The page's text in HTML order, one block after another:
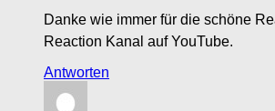
Danke wie immer für die schöne
Reaction Kanal auf YouTube.
Antworten